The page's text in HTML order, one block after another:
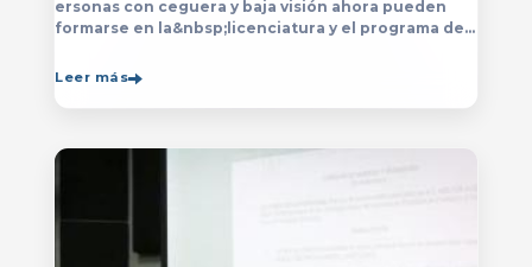
ersonas con ceguera y baja visión ahora pueden
formarse en la&nbsp;licenciatura y el programa de
el&nbsp;
Leer más